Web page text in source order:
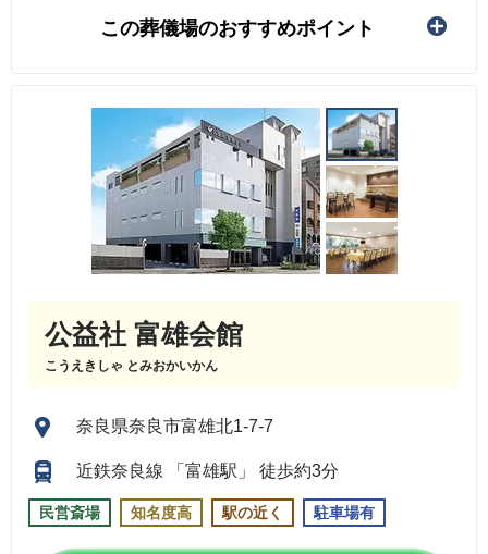
この葬儀場のおすすめポイント
公益社 富雄会館
こうえきしゃ とみおかいかん
奈良県奈良市富雄北1-7-7
近鉄奈良線 「富雄駅」 徒歩約3分
民営斎場 知名度高 駅の近く 駐車場有